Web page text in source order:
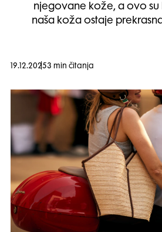
njegovane kože, a ovo su
naša koža ostaje
19.12.20253 min čitanja